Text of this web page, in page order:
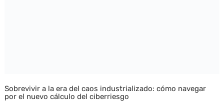
Sobrevivir a la era del caos industrializado: cómo navegar
por el nuevo cálculo del ciberriesgo